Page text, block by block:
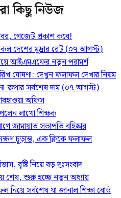
কিছু নিউজ
গেজেট প্রকাশ কবে!
দেশের মুদ্রার রেট (০৭ আগস্ট)
আইএমএফের নতুন পরামর্শ
ঘোষণা: দেখুন ফলাফল দেখার নিয়ম
রুপার সর্বশেষ দাম (০৭ আগস্ট)
অফিস
লাখো শিক্ষক
জামায়াত সভাপতি বহিষ্কার
চূড়ান্ত, এক ক্লিকে ফলাফল
বৃষ্টি নিয়ে বড় দুঃসংবাদ
শেষ, শুরু হচ্ছে নতুন অধ্যায়
সর্বশেষ যা জানাল শিক্ষা বোর্ড